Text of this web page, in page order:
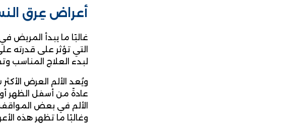
أعراض عِرق
غالبًا ما يبدأ
التي تؤثر على قدرته
لبدء العلاج المناسب
ويُعد الألم العرض
عادةً من أسفل الظهر
الألم في بعض
وغالبًا ما تظهر هذه